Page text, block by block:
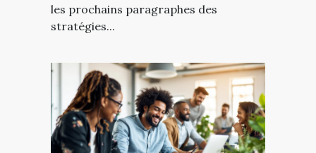
les prochains paragraphes des
stratégies...